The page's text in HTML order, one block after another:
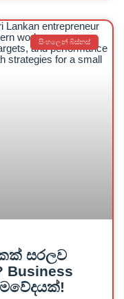
සිංහලෙන් බිස්නස්
සරලව